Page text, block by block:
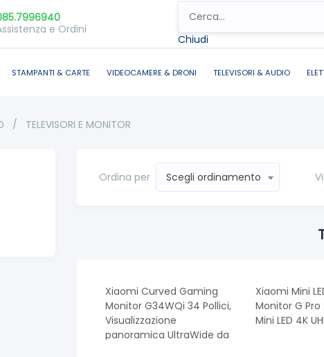
e Ordini
Chiudi
STAMPANTI & CARTE VIDEOCAMERE & DRONI TELEVISORI & AUDIO
/ TELEVISORI E MONITOR
Ordina per Scegli ordinamento
Xiaomi Curved Gaming
Monitor G34WQi 34 Pollici,
Visualizzazione
panoramica UltraWide da
Xiaomi Mini
Monitor G Pro
Mini LED 4K